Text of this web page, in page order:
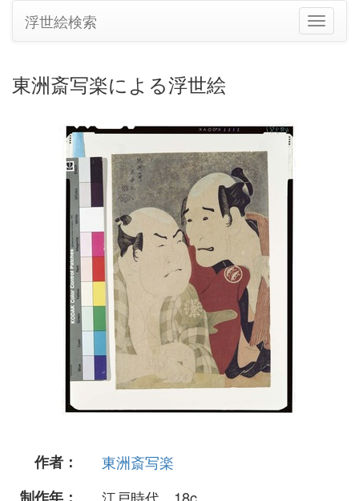
ナ
ビ
浮世絵検索
東洲斎写楽による浮世絵
作者：
東洲斎写楽